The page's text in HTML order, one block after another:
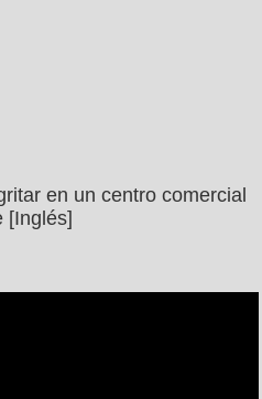
en un centro comercial
[Inglés]